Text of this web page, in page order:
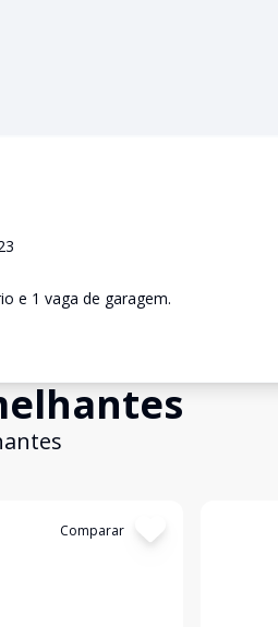
e 1 vaga de garagem.
Comparar